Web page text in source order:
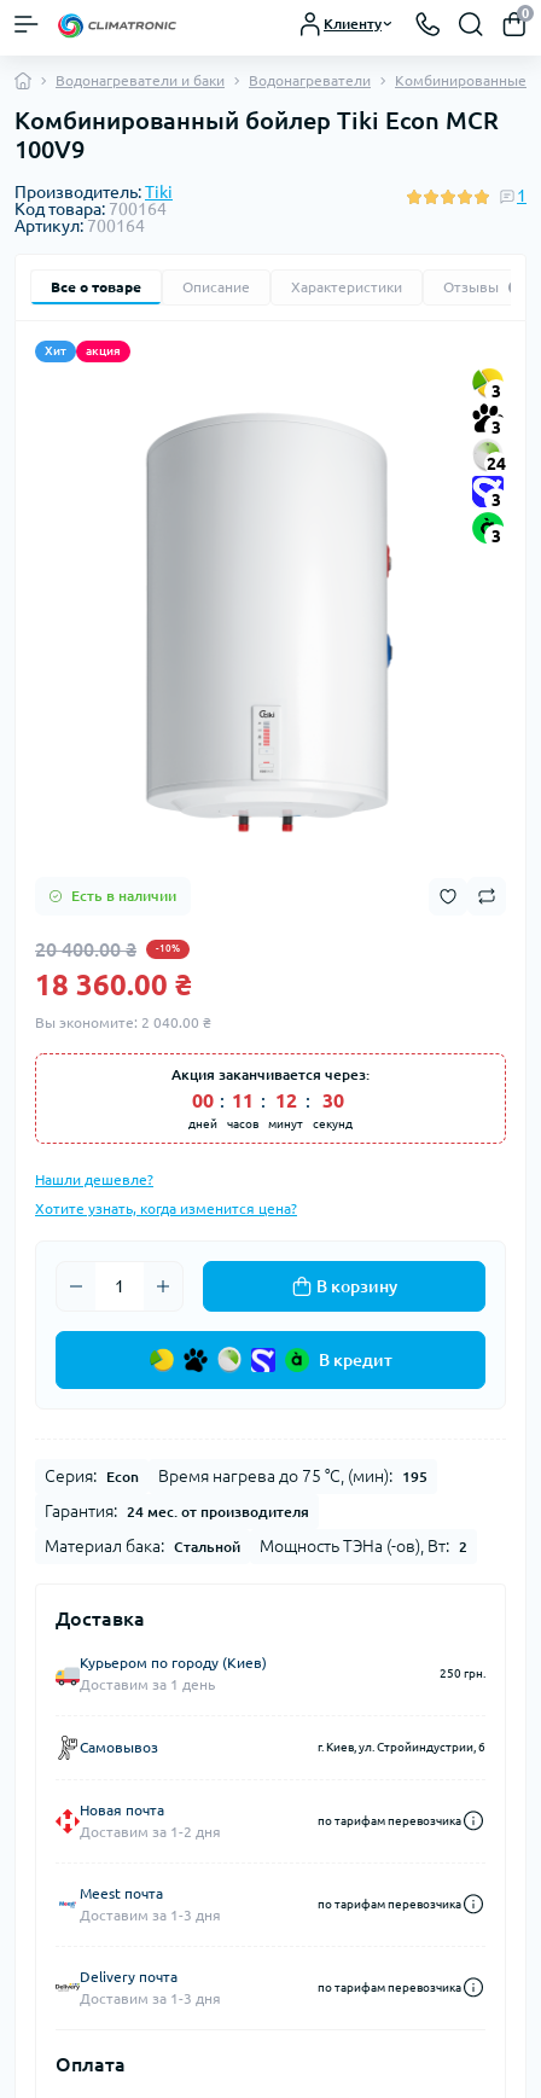
Клиенту
0
Водонагреватели и баки Водонагреватели Комбинированные
Комбинированный бойлер Tiki Econ MCR
100V9
Производитель:Tiki
Код товара: 700164
Артикул: 700164
1
Все о товаре Описание Характеристики Отзывы
Хит акция
3
3
24
3
3
Есть в наличии
20 400.00 ₴ -10%
18 360.00 ₴
Вы экономите: 2 040.00 ₴
Акция заканчивается через:
00
дней
: 11
часов
: 12
минут
: 29
секунд
Нашли дешевле?
Хотите узнать, когда изменится цена?
В корзину
В кредит
Серия: Econ Время нагрева до 75 °С, (мин): 195
Гарантия: 24 мес. от производителя
Материал бака: Стальной Мощность ТЭНа (-ов), Вт: 2
Доставка
Курьером по городу (Киев)
Доставим за 1 день
250 грн.
Самовывоз г. Киев, ул. Стройиндустрии, 6
Новая почта
Доставим за 1-2 дня
по тарифам перевозчика
Meest почта
Доставим за 1-3 дня
по тарифам перевозчика
Delivery почта
Доставим за 1-3 дня
по тарифам перевозчика
Оплата